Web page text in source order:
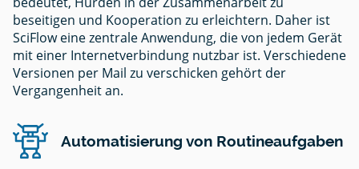
beseitigen und Kooperation zu erleichtern. Daher ist
SciFlow eine zentrale Anwendung, die von jedem Gerät
mit einer Internetverbindung nutzbar ist. Verschiedene
Versionen per Mail zu verschicken gehört der
Vergangenheit an.
Automatisierung von Routineaufgaben